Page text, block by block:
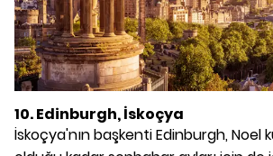
10. Edinburgh, İskoçya
İskoçya'nın başkenti Edinburgh, Noel